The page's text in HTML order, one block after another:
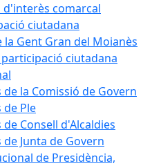
d'interès comarcal
ciutadana
la Gent Gran del Moianès
ciutadana
la Comissió de Govern
de Ple
Consell d'Alcaldies
Junta de Govern
de Presidència,